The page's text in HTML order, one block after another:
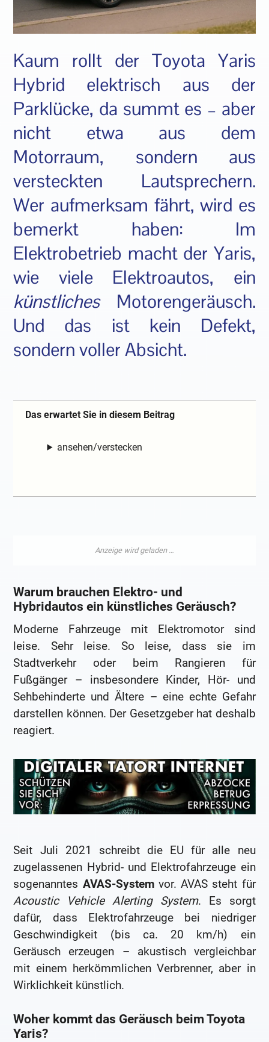
Kaum rollt der Toyota Yaris
Hybrid elektrisch aus der
Parklücke, da summt es – aber
nicht etwa aus dem
Motorraum, sondern aus
versteckten Lautsprechern.
Wer aufmerksam fährt, wird es
bemerkt haben: Im
Elektrobetrieb macht der Yaris,
wie viele Elektroautos, ein
künstlichesMotorengeräusch.
Und das ist kein Defekt,
sondern voller Absicht.
Das erwartet Sie in diesem Beitrag
ansehen/verstecken
Warum brauchen Elektro- und
Hybridautos ein künstliches Geräusch?
Moderne Fahrzeuge mit Elektromotor sind
leise. Sehr leise. So leise, dass sie im
Stadtverkehr oder beim Rangieren für
Fußgänger – insbesondere Kinder, Hör- und
Sehbehinderte und Ältere – eine echte Gefahr
darstellen können. Der Gesetzgeber hat deshalb
reagiert.
Seit Juli 2021 schreibt die EU für alle neu
zugelassenen Hybrid- und Elektrofahrzeuge ein
sogenanntes AVAS-Systemvor. AVAS steht für
Acoustic Vehicle Alerting System. Es sorgt
dafür, dass Elektrofahrzeuge bei niedriger
Geschwindigkeit (bis ca. 20 km/h) ein
Geräusch erzeugen – akustisch vergleichbar
mit einem herkömmlichen Verbrenner, aber in
Wirklichkeit künstlich.
Woher kommt das Geräusch beim Toyota
Yaris?